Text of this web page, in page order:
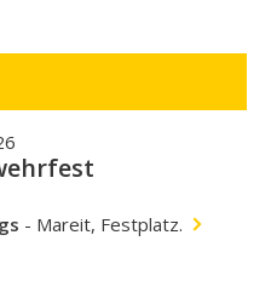
- Mareit, Festplatz.